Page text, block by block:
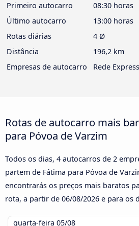
Primeiro autocarro
08:30 horas
Último autocarro
13:00 horas
Rotas diárias
4 Ø
Distância
196,2 km
Empresas de autocarro
Rede
Rotas de autocarro mais
para Póvoa de Varzim
Todos os dias, 4 autocarros de 2
partem de Fátima para Póvoa de
encontrarás os preços mais baratos
rota, a partir de 06/08/2026 e para os
quarta-feira 05/08